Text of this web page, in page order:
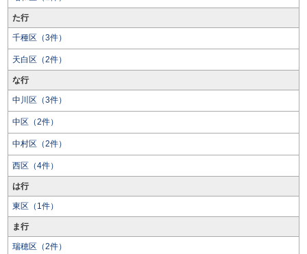
た行
千種区（3件）
天白区（2件）
な行
中川区（3件）
中区（2件）
中村区（2件）
西区（4件）
は行
東区（1件）
ま行
瑞穂区（2件）